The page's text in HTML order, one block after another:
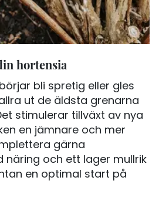
hortensia
bli spretig eller gles
ut de äldsta grenarna
stimulerar tillväxt av nya
en jämnare och mer
gärna
näring och ett lager mullrik
en optimal start på